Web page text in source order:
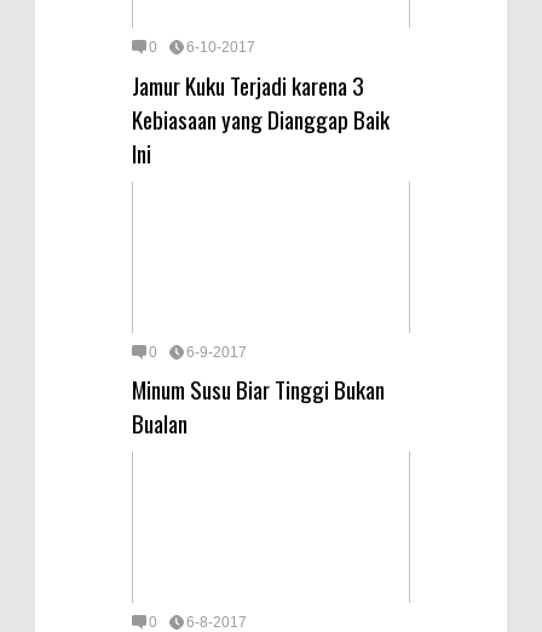
0 6-10-2017
Jamur Kuku Terjadi karena 3
Kebiasaan yang Dianggap Baik
Ini
0 6-9-2017
Minum Susu Biar Tinggi Bukan
Bualan
0 6-8-2017